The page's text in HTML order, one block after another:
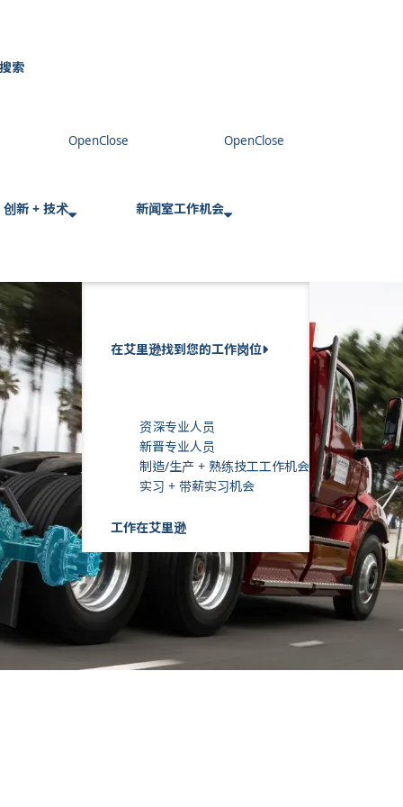
搜索
C
创新 + 技术 新闻室工作机会
在艾里逊找到您的工作岗位
资深专业人员
新晋专业人员
制造/生产 + 熟练技工工作机会
实习 + 带薪实习机会
工作在艾里逊